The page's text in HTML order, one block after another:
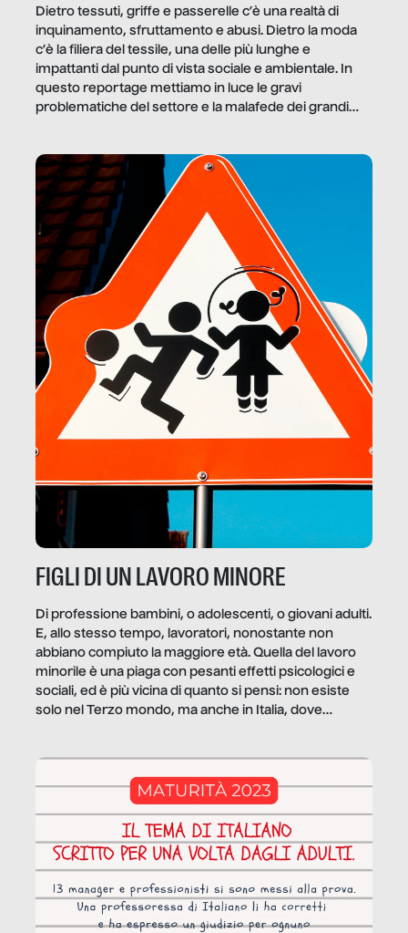
Dietro tessuti, griffe e passerelle c’è una realtà di
inquinamento, sfruttamento e abusi. Dietro la moda
c’è la filiera del tessile, una delle più lunghe e
impattanti dal punto di vista sociale e ambientale. In
questo reportage mettiamo in luce le gravi
problematiche del settore e la malafede dei grandi
FIGLI DI UN LAVORO MINORE
Di professione bambini, o adolescenti, o giovani adulti.
E, allo stesso tempo, lavoratori, nonostante non
abbiano compiuto la maggiore età. Quella del lavoro
minorile è una piaga con pesanti effetti psicologici e
sociali, ed è più vicina di quanto si pensi: non esiste
solo nel Terzo mondo, ma anche in Italia, dove